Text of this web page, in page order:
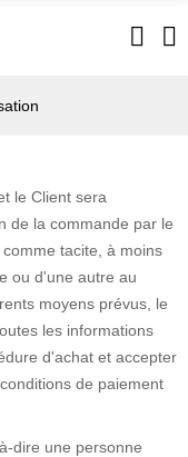
le Client sera
de la commande par le
tacite, à moins
ou d'une autre au
moyens prévus, le
les informations
d'achat et accepter
de paiement
dire une personne